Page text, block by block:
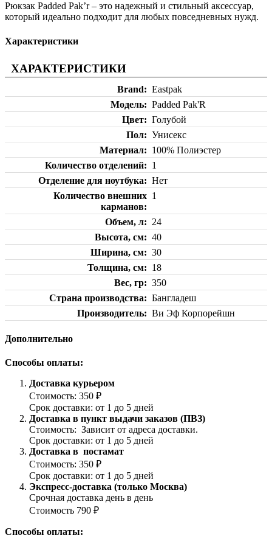
Рюкзак Padded Pak’r – это надежный и стильный аксессуар,
который идеально подходит для любых повседневных нужд.
Характеристики
ХАРАКТЕРИСТИКИ
Brand
Eastpak
Модель
Padded Pak'R
Цвет
Голубой
Пол
Унисекс
Материал
100% Полиэстер
Количество отделений
1
Отделение для ноутбука
Нет
Количество внешних
карманов
1
Объем, л
24
Высота, см
40
Ширина, см
30
Толщина, см
18
Вес, гр
350
Страна производства
Бангладеш
Производитель
Ви Эф Корпорейшн
Дополнительно
Способы оплаты:
Доставка курьером
Стоимость: 350 ₽
Срок доставки: от 1 до 5 дней
Доставка в пункт выдачи заказов (ПВЗ)
Стоимость: Зависит от адреса доставки.
Срок доставки: от 1 до 5 дней
Доставка в постамат
Стоимость: 350 ₽
Срок доставки: от 1 до 5 дней
Экспресс-доставка (только Москва)
Срочная доставка день в день
Стоимость 790 ₽
Способы оплаты: